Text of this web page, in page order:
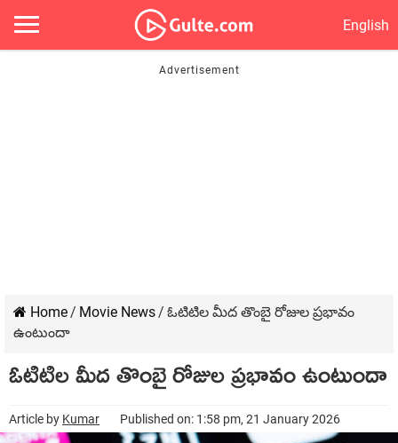
English
Home/ Movie News/ ఓటిటిల మీద తొంబై రోజుల ప్రభావం
ఉంటుందా
ఓటిటిల మీద తొంబై రోజుల ప్రభావం ఉంటుందా
Article by Kumar Published on: 1:58 pm, 21 January 2026